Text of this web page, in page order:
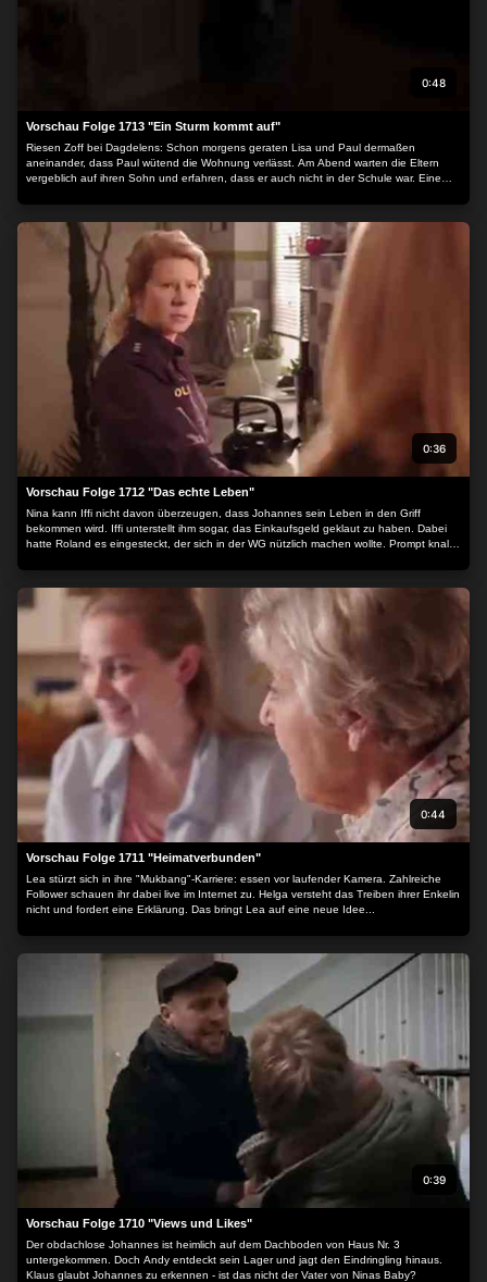
0:48
Vorschau Folge 1713 "Ein Sturm kommt auf"
Riesen Zoff bei Dagdelens: Schon morgens geraten Lisa und Paul dermaßen
aneinander, dass Paul wütend die Wohnung verlässt. Am Abend warten die Eltern
vergeblich auf ihren Sohn und erfahren, dass er auch nicht in der Schule war. Eine
0:36
Vorschau Folge 1712 "Das echte Leben"
Nina kann Iffi nicht davon überzeugen, dass Johannes sein Leben in den Griff
bekommen wird. Iffi unterstellt ihm sogar, das Einkaufsgeld geklaut zu haben. Dabei
hatte Roland es eingesteckt, der sich in der WG nützlich machen wollte. Prompt knallt
0:44
Vorschau Folge 1711 "Heimatverbunden"
Lea stürzt sich in ihre "Mukbang"-Karriere: essen vor laufender Kamera. Zahlreiche
Follower schauen ihr dabei live im Internet zu. Helga versteht das Treiben ihrer Enkelin
nicht und fordert eine Erklärung. Das bringt Lea auf eine neue Idee...
0:39
Vorschau Folge 1710 "Views und Likes"
Der obdachlose Johannes ist heimlich auf dem Dachboden von Haus Nr. 3
untergekommen. Doch Andy entdeckt sein Lager und jagt den Eindringling hinaus.
Klaus glaubt Johannes zu erkennen - ist das nicht der Vater von Ninas Baby?